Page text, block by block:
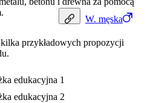
W. męska
przykładowych propozycji
edukacyjna 1
edukacyjna 2